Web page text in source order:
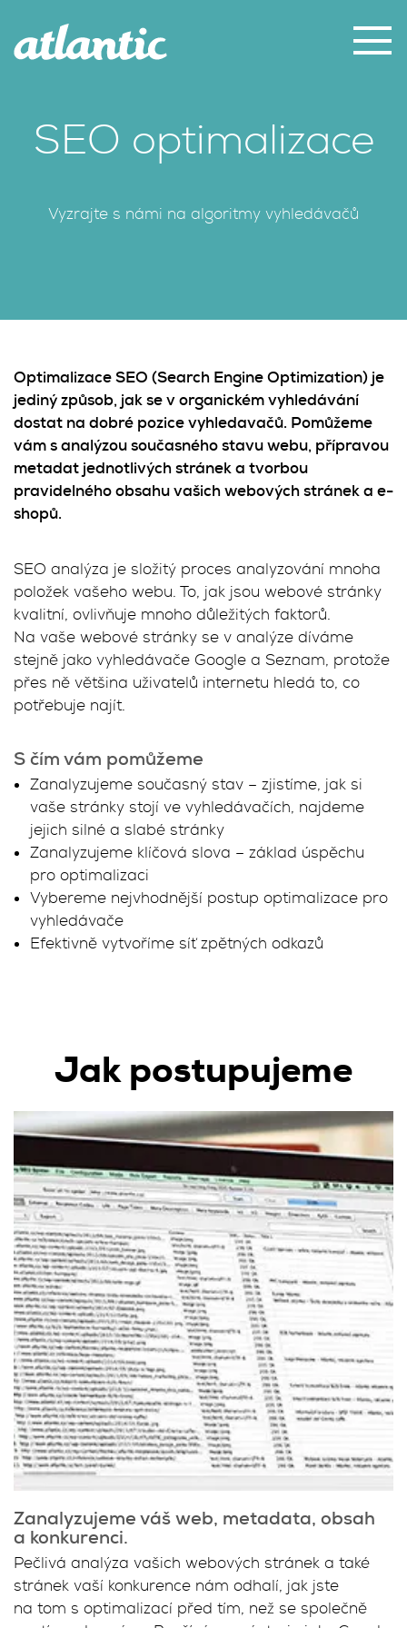
SEO optimalizace
Vyzrajte s námi na algoritmy vyhledávačů
Optimalizace SEO (Search Engine Optimization) je
jediný způsob, jak se v organickém vyhledávání
dostat na dobré pozice vyhledavačů. Pomůžeme
vám s analýzou současného stavu webu, přípravou
metadat jednotlivých stránek a tvorbou
pravidelného obsahu vašich webových stránek a e-
shopů.
SEO analýza je složitý proces analyzování mnoha
položek vašeho webu. To, jak jsou webové stránky
kvalitní, ovlivňuje mnoho důležitých faktorů.
Na vaše webové stránky se v analýze díváme
stejně jako vyhledávače Google a Seznam, protože
přes ně většina uživatelů internetu hledá to, co
potřebuje najít.
S čím vám pomůžeme
Zanalyzujeme současný stav – zjistíme, jak si
vaše stránky stojí ve vyhledávačích, najdeme
jejich silné a slabé stránky
Zanalyzujeme klíčová slova – základ úspěchu
pro optimalizaci
Vybereme nejvhodnější postup optimalizace pro
vyhledávače
Efektivně vytvoříme síť zpětných odkazů
Jak postupujeme
Zanalyzujeme váš web, metadata, obsah
a konkurenci.
Pečlivá analýza vašich webových stránek a také
stránek vaší konkurence nám odhalí, jak jste
na tom s optimalizací před tím, než se společně